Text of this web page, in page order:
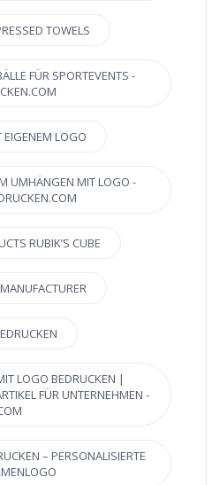
TOWELS
FÜR SPORTEVENTS -
EIGENEM LOGO
UMHÄNGEN MIT LOGO -
RUBIK’S CUBE
LOGO BEDRUCKEN |
FÜR UNTERNEHMEN -
– PERSONALISIERTE